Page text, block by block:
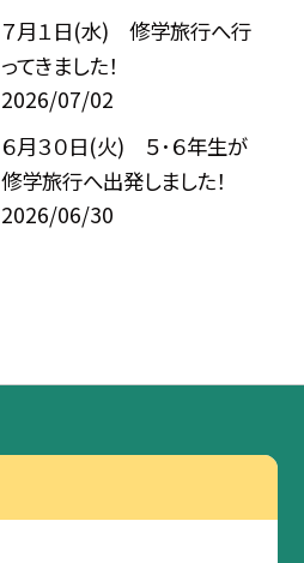
７月１日(水) 修学旅行へ行
ってきました！
2026/07/02
６月３０日(火) ５･６年生が
修学旅行へ出発しました！
2026/06/30